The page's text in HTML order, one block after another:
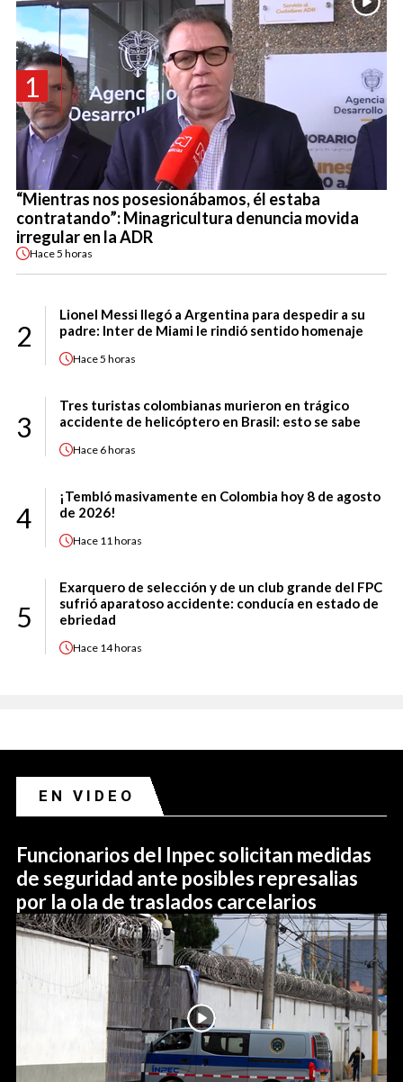
1
“Mientras nos posesionábamos, él estaba
contratando”: Minagricultura denuncia movida
irregular en la ADR
Hace5 horas
2
Lionel Messi llegó a Argentina para despedir a su
padre: Inter de Miami le rindió sentido homenaje
Hace5 horas
3
Tres turistas colombianas murieron en trágico
accidente de helicóptero en Brasil: esto se sabe
Hace 6 horas
4
¡Tembló masivamente en Colombia hoy 8 de agosto
de 2026!
Hace 11 horas
5
Exarquero de selección y de un club grande del FPC
sufrió aparatoso accidente: conducía en estado de
ebriedad
Hace 14 horas
EN VIDEO
Funcionarios del Inpec solicitan medidas
de seguridad ante posibles represalias
por la ola de traslados carcelarios